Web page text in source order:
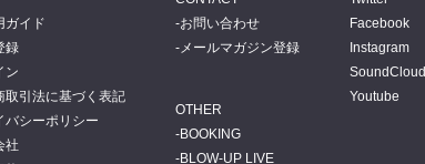
ガイド
録
ン
取引法に基づく表記
バシーポリシー
社
お問い合わせ
メールマガジン登録
OTHER
BOOKING
BLOW-UP LIVE
Facebook
Instagram
SoundCloud
Youtube